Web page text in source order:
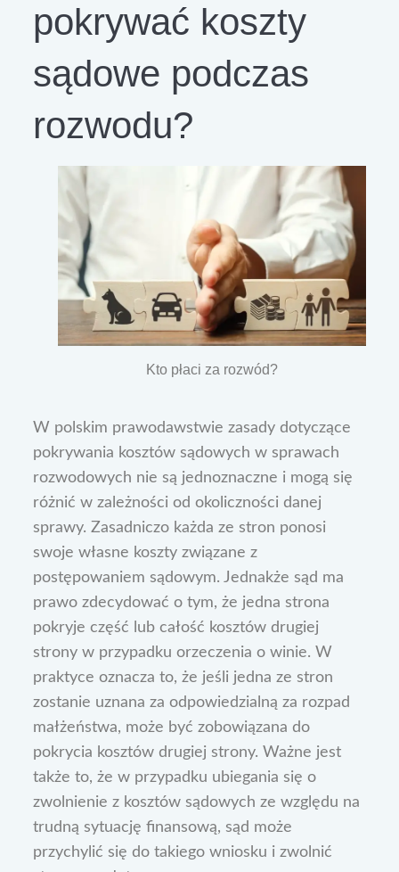
pokrywać koszty
sądowe podczas
rozwodu?
Kto płaci za rozwód?
W polskim prawodawstwie zasady dotyczące
pokrywania kosztów sądowych w sprawach
rozwodowych nie są jednoznaczne i mogą się
różnić w zależności od okoliczności danej
sprawy. Zasadniczo każda ze stron ponosi
swoje własne koszty związane z
postępowaniem sądowym. Jednakże sąd ma
prawo zdecydować o tym, że jedna strona
pokryje część lub całość kosztów drugiej
strony w przypadku orzeczenia o winie. W
praktyce oznacza to, że jeśli jedna ze stron
zostanie uznana za odpowiedzialną za rozpad
małżeństwa, może być zobowiązana do
pokrycia kosztów drugiej strony. Ważne jest
także to, że w przypadku ubiegania się o
zwolnienie z kosztów sądowych ze względu na
trudną sytuację finansową, sąd może
przychylić się do takiego wniosku i zwolnić